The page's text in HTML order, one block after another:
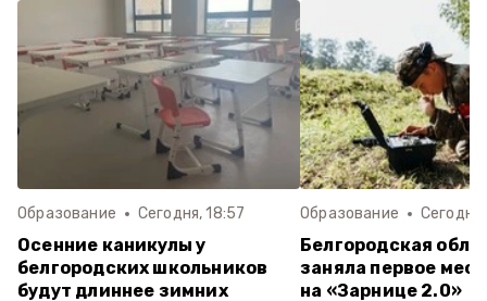
Образование Сегодня, 18:57
Осенние каникулы у
белгородских школьников
будут длиннее зимних
Образование
Белгородская
заняла первое
на «Зарнице 2.0»